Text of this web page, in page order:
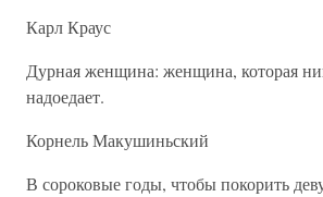
Карл Краус
Дурная женщина: женщина, которая
надоедает.
Корнель Макушиньский
В сороковые годы, чтобы покорить